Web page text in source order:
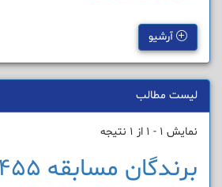
آرشیو
لیست مطالب
نمایش 1 - 1 از 1 نتیجه
برندگان مسابقه 455